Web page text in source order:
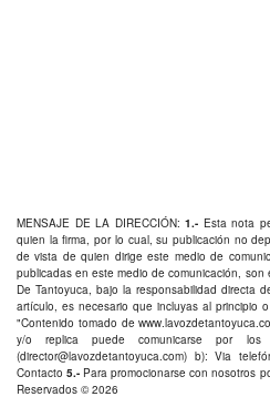
MENSAJE DE LA DIRECCIÓN:1.- Esta nota
quien la firma, por lo cual, su publicación no
de vista de quien dirige este medio de
publicadas en este medio de comunicación, son
De Tantoyuca, bajo la responsabilidad directa
artículo, es necesario que incluyas al principio
"Contenido tomado de
y/o replica puede comunicarse por
(director@lavozdetantoyuca.com) b): Via
Contacto 5.- Para promocionarse con nosotros
Reservados © 2026